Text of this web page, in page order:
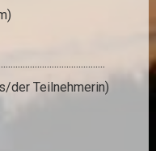
der Teilnehmerin)